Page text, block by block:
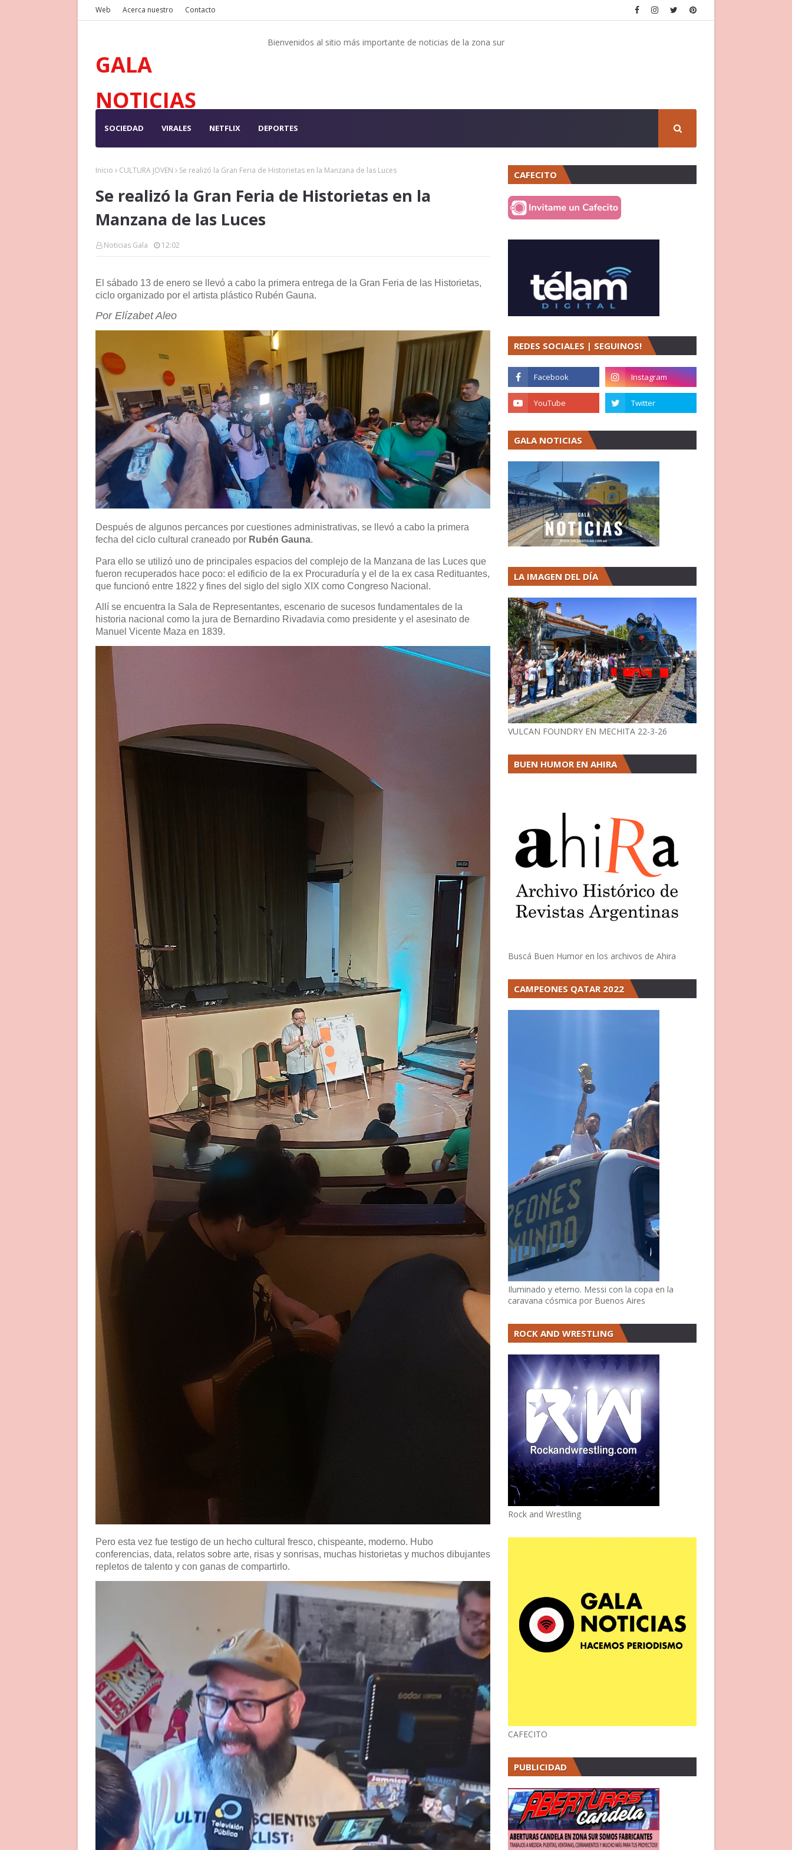
Web Acerca nuestro Contacto
GALA
NOTICIAS
Bienvenidos al sitio más importante de noticias de la zona sur
SOCIEDAD VIRALES NETFLIX DEPORTES
Inicio CULTURA JOVEN Se realizó la Gran Feria de Historietas en la Manzana de las Luces
Se realizó la Gran Feria de Historietas en la
Manzana de las Luces
Noticias Gala 12:02
El sábado 13 de enero se llevó a cabo la primera entrega de la Gran Feria de las Historietas,
ciclo organizado por el artista plástico Rubén Gauna.
Por Elízabet Aleo
Después de algunos percances por cuestiones administrativas, se llevó a cabo la primera
fecha del ciclo cultural craneado por Rubén Gauna.
Para ello se utilizó uno de principales espacios del complejo de la Manzana de las Luces que
fueron recuperados hace poco: el edificio de la ex Procuraduría y el de la ex casa Redituantes,
que funcionó entre 1822 y fines del siglo del siglo XIX como Congreso Nacional.
Allí se encuentra la Sala de Representantes, escenario de sucesos fundamentales de la
historia nacional como la jura de Bernardino Rivadavia como presidente y el asesinato de
Manuel Vicente Maza en 1839.
Pero esta vez fue testigo de un hecho cultural fresco, chispeante, moderno. Hubo
conferencias, data, relatos sobre arte, risas y sonrisas, muchas historietas y muchos dibujantes
repletos de talento y con ganas de compartirlo.
CAFECITO
REDES SOCIALES | SEGUINOS!
GALA NOTICIAS
LA IMAGEN DEL DÍA
VULCAN FOUNDRY EN MECHITA 22-3-26
BUEN HUMOR EN AHIRA
Buscá Buen Humor en los archivos de Ahira
CAMPEONES QATAR 2022
Iluminado y eterno. Messi con la copa en la
caravana cósmica por Buenos Aires
ROCK AND WRESTLING
Rock and Wrestling
CAFECITO
PUBLICIDAD